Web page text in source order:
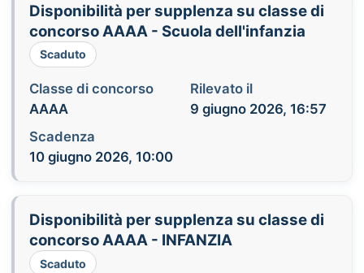
Disponibilità per supplenza su classe di
concorso AAAA - Scuola dell'infanzia
Scaduto
Classe di concorso
AAAA
Rilevato il
9 giugno 2026, 16:57
Scadenza
10 giugno 2026, 10:00
Disponibilità per supplenza su classe di
concorso AAAA - INFANZIA
Scaduto